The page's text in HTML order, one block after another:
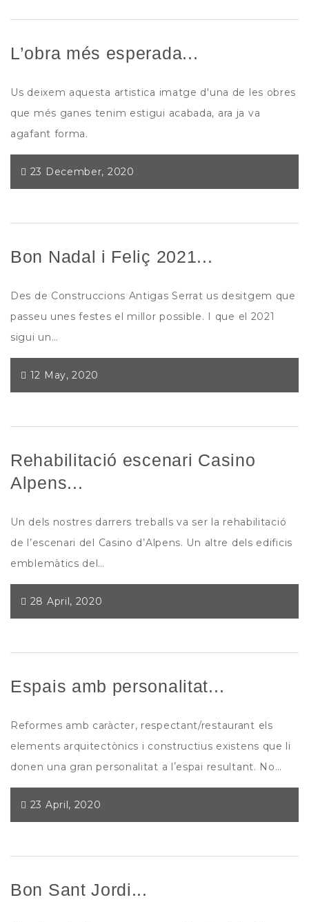
L’obra més esperada...
Us deixem aquesta artistica imatge d'una de les obres
que més ganes tenim estigui acabada, ara ja va
agafant forma.
23 December, 2020
Bon Nadal i Feliç 2021...
Des de Construccions Antigas Serrat us desitgem que
passeu unes festes el millor possible. I que el 2021
sigui un…
12 May, 2020
Rehabilitació escenari Casino
Alpens...
Un dels nostres darrers treballs va ser la rehabilitació
de l’escenari del Casino d’Alpens. Un altre dels edificis
emblemàtics del…
28 April, 2020
Espais amb personalitat...
Reformes amb caràcter, respectant/restaurant els
elements arquitectònics i constructius existens que li
donen una gran personalitat a lʼespai resultant. No…
23 April, 2020
Bon Sant Jordi...